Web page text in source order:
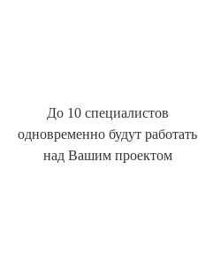
До 10 специалистов
одновременно будут работать
над Вашим проектом